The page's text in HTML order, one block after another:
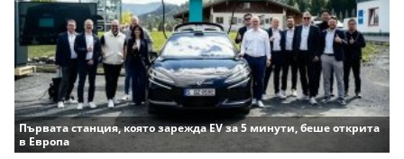
Първата станция, която зарежда EV за 5 минути, беше открита
в Европа